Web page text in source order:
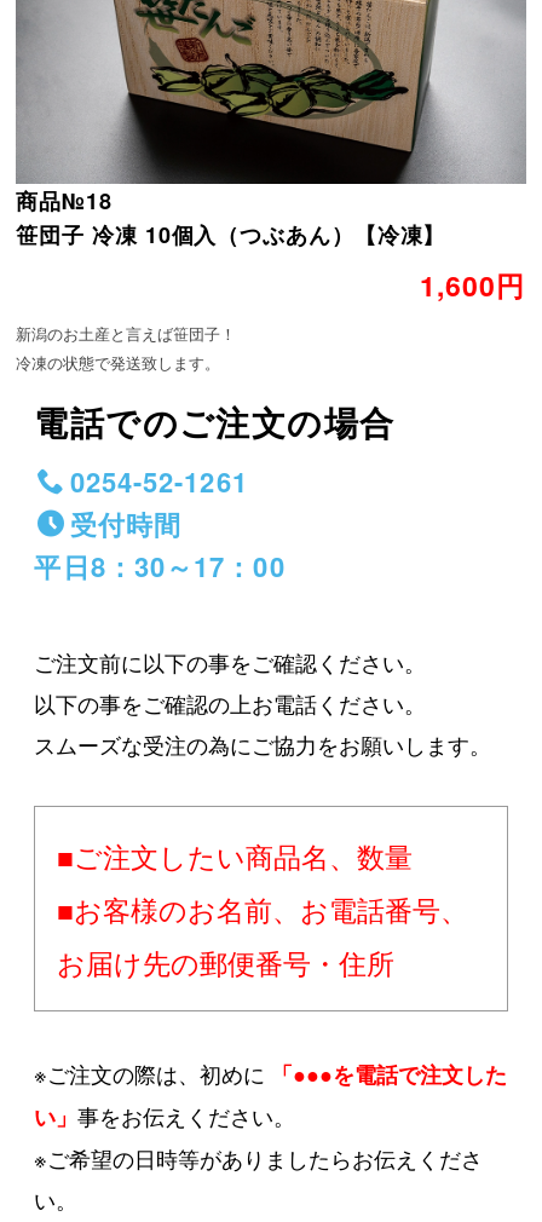
商品№18
笹団子 冷凍 10個入（つぶあん）【冷凍】
1,600円
新潟のお土産と言えば笹団子！
冷凍の状態で発送致します。
電話でのご注文の場合
0254-52-1261
受付時間
平日8：30～17：00
ご注文前に以下の事をご確認ください。
以下の事をご確認の上お電話ください。
スムーズな受注の為にご協力をお願いします。
■ご注文したい商品名、数量
■お客様のお名前、お電話番号、
お届け先の郵便番号・住所
※ご注文の際は、初めに
「●●●を電話で注文した
い」事をお伝えください。
※ご希望の日時等がありましたらお伝えくださ
い。